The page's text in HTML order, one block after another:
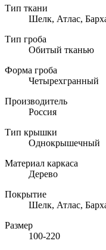
Тип ткани
Шелк, Атлас,
Тип гроба
Обитый тканью
Форма гроба
Четырехгранный
Производитель
Россия
Тип крышки
Однокрышечный
Материал каркаса
Дерево
Покрытие
Шелк, Атлас,
Размер
100-220